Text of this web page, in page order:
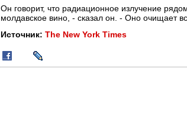
Он говорит, что радиационное излучение
молдавское вино, - сказал он. - Оно очищает
Источник: The New York Times